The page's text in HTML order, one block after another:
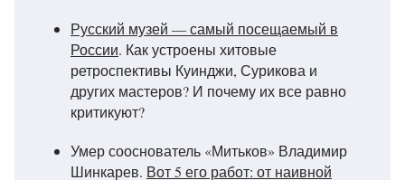
Русский музей — самый посещаемый в
России. Как устроены хитовые
ретроспективы Куинджи, Сурикова и
других мастеров? И почему их все равно
критикуют?
Умер сооснователь «Митьков» Владимир
Шинкарев. Вот 5 его работ: от наивной